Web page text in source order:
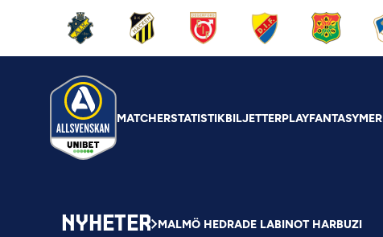
MATCHERSTATISTIKBILJETTERPLAYFANTASYMER
NYHETER MALMÖ HEDRADE LABINOT HARBUZI